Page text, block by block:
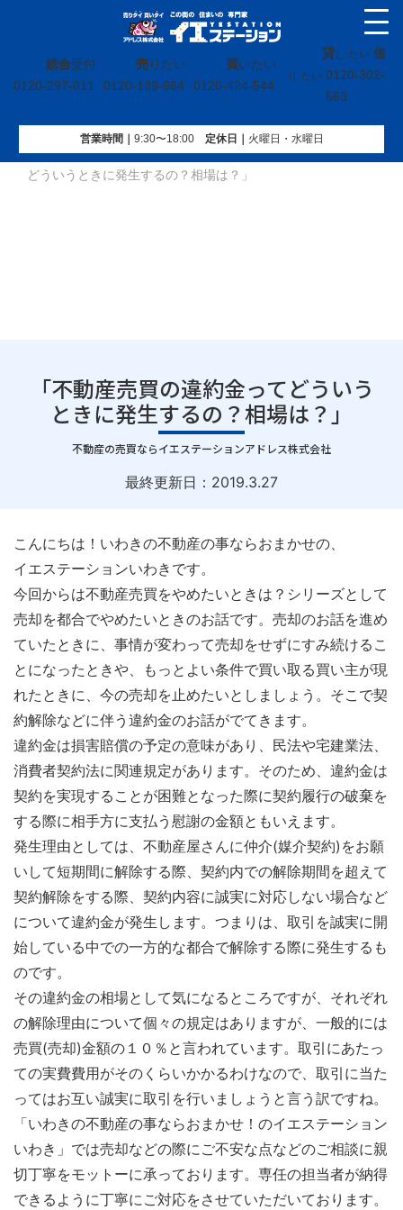
総合受付
0120-297-011
売りたい
0120-139-664
買いたい
0120-424-544
貸し たい 借
り たい 0120-302-
563
営業時間｜ 9:30〜18:00定休⽇｜ 火曜⽇・水曜⽇
イエステーション»投稿トップ»「不動産売買の違約金って
どういうときに発生するの？相場は？」
「不動産売買の違約金ってどういう
ときに発生するの？相場は？」
｜
不動産の売買ならイエステーションアドレス株式会社
最終更新日： 2019.3.27
こんにちは！いわきの不動産の事ならおまかせの、
イエステーションいわきです。
今回からは不動産売買をやめたいときは？シリーズとして
売却を都合でやめたいときのお話です。売却のお話を進め
ていたときに、事情が変わって売却をせずにすみ続けるこ
とになったときや、もっとよい条件で買い取る買い主が現
れたときに、今の売却を止めたいとしましょう。そこで契
約解除などに伴う違約金のお話がでてきます。
違約金は損害賠償の予定の意味があり、民法や宅建業法、
消費者契約法に関連規定があります。そのため、違約金は
契約を実現することが困難となった際に契約履行の破棄を
する際に相手方に支払う慰謝の金額ともいえます。
発生理由としては、不動産屋さんに仲介(媒介契約)をお願
いして短期間に解除する際、契約内での解除期間を超えて
契約解除をする際、契約内容に誠実に対応しない場合など
について違約金が発生します。つまりは、取引を誠実に開
始している中での一方的な都合で解除する際に発生するも
のです。
その違約金の相場として気になるところですが、それぞれ
の解除理由について個々の規定はありますが、一般的には
売買(売却)金額の１０％と言われています。取引にあたっ
ての実費費用がそのくらいかかるわけなので、取引に当た
ってはお互い誠実に取引を行いましょうと言う訳ですね。
「いわきの不動産の事ならおまかせ！のイエステーション
いわき」では売却などの際にご不安な点などのご相談に親
切丁寧をモットーに承っております。専任の担当者が納得
できるように丁寧にご対応をさせていただいております。